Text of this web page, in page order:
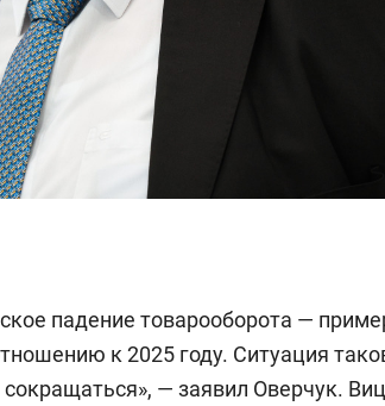
падение товарооборота —
к 2025 году. Ситуация
— заявил Оверчук.